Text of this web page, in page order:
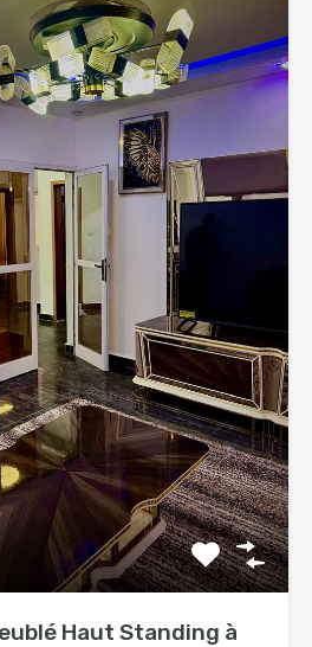
Haut Standing à